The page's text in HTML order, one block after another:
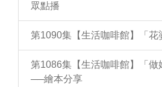
眾點播
第1090集【生活咖啡館】「
第1086集【生活咖啡館】「做
──繪本分享